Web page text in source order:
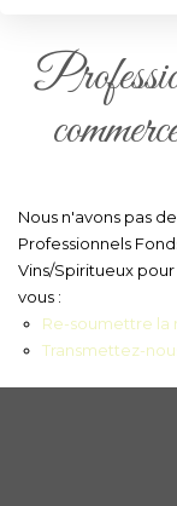
Sélectionnez...
Type de bien
Budget max
Créer une
Nous n'avons pas
Professionnels
Vins/Spiritueux
vous :
Re-soumettre la
Transmettez-